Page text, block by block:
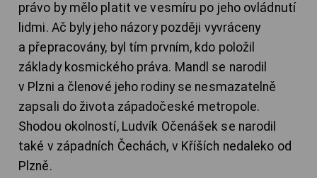
právo by mělo platit ve vesmíru po jeho ovládnutí
lidmi. Ač byly jeho názory později vyvráceny
a přepracovány, byl tím prvním, kdo položil
základy kosmického práva. Mandl se narodil
v Plzni a členové jeho rodiny se nesmazatelně
zapsali do života západočeské metropole.
Shodou okolností, Ludvík Očenášek se narodil
také v západních Čechách, v Kříších nedaleko od
Plzně.